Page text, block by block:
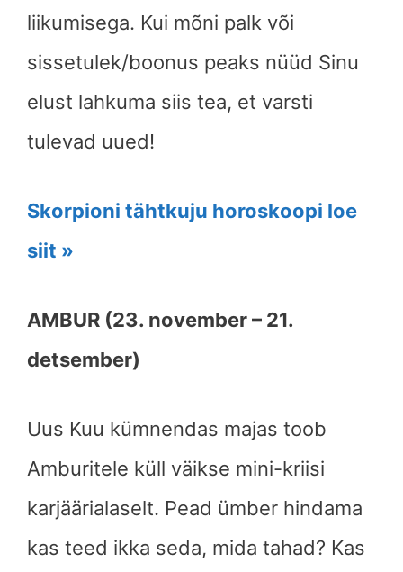
liikumisega. Kui mõni palk või
sissetulek/boonus peaks nüüd Sinu
elust lahkuma siis tea, et varsti
tulevad uued!
Skorpioni tähtkuju horoskoopi loe
siit »
AMBUR (23. november – 21.
detsember)
Uus Kuu kümnendas majas toob
Amburitele küll väikse mini-kriisi
karjäärialaselt. Pead ümber hindama
kas teed ikka seda, mida tahad? Kas